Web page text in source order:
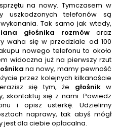
na nowy. Tymczasem w
uszkodzonych telefonów są
Tak samo jak wtedy,
głośnika rozmóworaz
waha się w przedziale od 100
nowego telefonu to około
widoczna już na pierwszy rzut
a na nowy, mamy pewność
przez kolejnych kilkanaście
się tym, że głośnikw
skontaktuj się z nami. Powiedz
i opisz usterkę. Udzielimy
naprawy, tak abyś mógł
dla ciebie opłacalna.